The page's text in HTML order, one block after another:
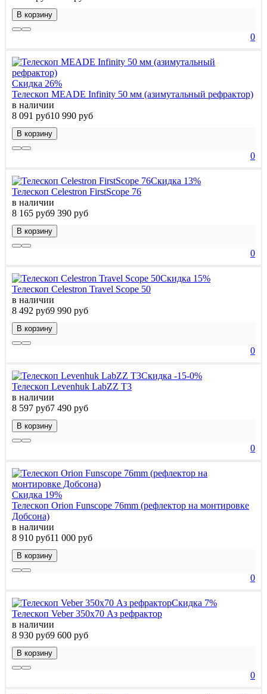
В корзину
0
Скидка 26%
Телескоп MEADE Infinity 50 мм (азимутальный рефрактор)
в наличии
8 091 руб10 990 руб
В корзину
0
Скидка 13%
Телескоп Celestron FirstScope 76
в наличии
8 165 руб9 390 руб
В корзину
0
Скидка 15%
Телескоп Celestron Travel Scope 50
в наличии
8 492 руб9 990 руб
В корзину
0
Скидка -15-0%
Телескоп Levenhuk LabZZ T3
в наличии
8 597 руб7 490 руб
В корзину
0
Скидка 19%
Телескоп Orion Funscope 76mm (рефлектор на монтировке
Добсона)
в наличии
8 910 руб11 000 руб
В корзину
0
Скидка 7%
Телескоп Veber 350х70 Аз рефрактор
в наличии
8 930 руб9 600 руб
В корзину
0